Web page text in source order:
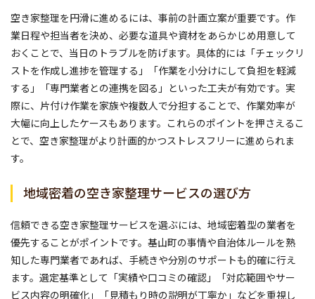
空き家整理を円滑に進めるには、事前の計画立案が重要です。作
業日程や担当者を決め、必要な道具や資材をあらかじめ用意して
おくことで、当日のトラブルを防げます。具体的には「チェックリ
ストを作成し進捗を管理する」「作業を小分けにして負担を軽減
する」「専門業者との連携を図る」といった工夫が有効です。実
際に、片付け作業を家族や複数人で分担することで、作業効率が
大幅に向上したケースもあります。これらのポイントを押さえるこ
とで、空き家整理がより計画的かつストレスフリーに進められま
す。
地域密着の空き家整理サービスの選び方
信頼できる空き家整理サービスを選ぶには、地域密着型の業者を
優先することがポイントです。基山町の事情や自治体ルールを熟
知した専門業者であれば、手続きや分別のサポートも的確に行え
ます。選定基準として「実績や口コミの確認」「対応範囲やサー
ビス内容の明確化」「見積もり時の説明が丁寧か」などを重視し